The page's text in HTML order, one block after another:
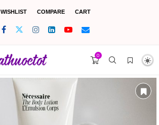
WISHLIST COMPARE CART
0